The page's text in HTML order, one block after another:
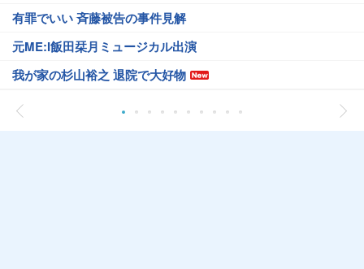
有罪でいい 斉藤被告の事件見解
元ME:I飯田栞月ミュージカル出演
我が家の杉山裕之 退院で大好物